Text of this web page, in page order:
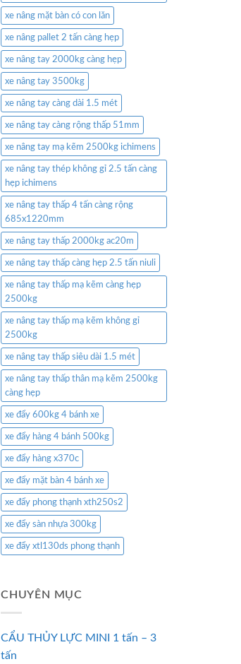
xe nâng mặt bàn có con lăn
xe nâng pallet 2 tấn càng hẹp
xe nâng tay 2000kg càng hẹp
xe nâng tay 3500kg
xe nâng tay càng dài 1.5 mét
xe nâng tay càng rộng thấp 51mm
xe nâng tay mạ kẽm 2500kg ichimens
xe nâng tay thép không gỉ 2.5 tấn càng
hẹp ichimens
xe nâng tay thấp 4 tấn càng rộng
685x1220mm
xe nâng tay thấp 2000kg ac20m
xe nâng tay thấp càng hẹp 2.5 tấn niuli
xe nâng tay thấp mạ kẽm càng hẹp
2500kg
xe nâng tay thấp mạ kẽm không gỉ
2500kg
xe nâng tay thấp siêu dài 1.5 mét
xe nâng tay thấp thân mạ kẽm 2500kg
càng hẹp
xe đẩy 600kg 4 bánh xe
xe đẩy hàng 4 bánh 500kg
xe đẩy hàng x370c
xe đẩy mặt bàn 4 bánh xe
xe đẩy phong thạnh xth250s2
xe đẩy sàn nhựa 300kg
xe đẩy xtl130ds phong thạnh
CHUYÊN MỤC
CẨU THỦY LỰC MINI 1 tấn – 3
tấn